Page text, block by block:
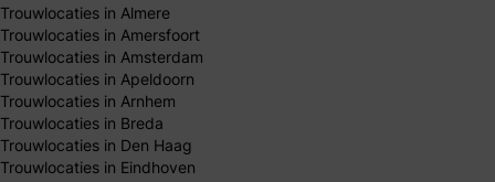
Trouwlocaties in Almere
Trouwlocaties in Amersfoort
Trouwlocaties in Amsterdam
Trouwlocaties in Apeldoorn
Trouwlocaties in Arnhem
Trouwlocaties in Breda
Trouwlocaties in Den Haag
Trouwlocaties in Eindhoven